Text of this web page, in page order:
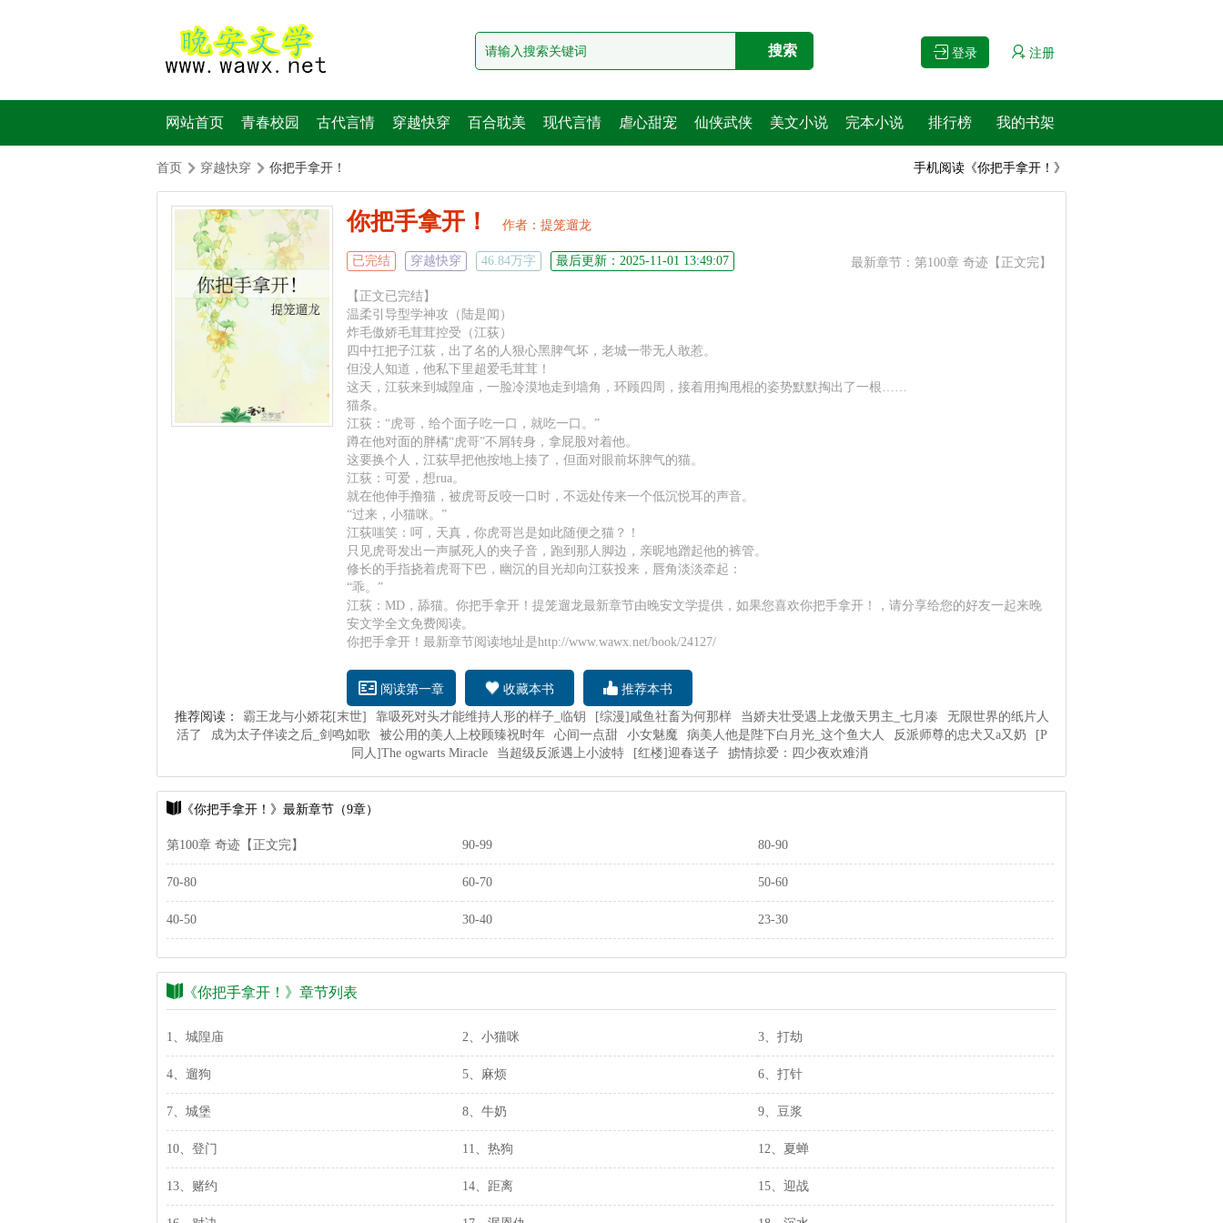
登录 注册
网站首页 青春校园 古代言情 穿越快穿 百合耽美 现代言情 虐心甜宠 仙侠武侠 美文小说 完本小说 排行榜 我的书架
首页 穿越快穿 你把手拿开！ 手机阅读《你把手拿开！》
你把手拿开！ 作者： 提笼遛龙
已完结 穿越快穿 46.84万字 最后更新：2025-11-01 13:49:07 最新章节： 第100章 奇迹【正文完】
【正文已完结】
温柔引导型学神攻（陆是闻）
炸毛傲娇毛茸茸控受（江荻）
四中扛把子江荻，出了名的人狠心黑脾气坏，老城一带无人敢惹。
但没人知道，他私下里超爱毛茸茸！
这天，江荻来到城隍庙，一脸冷漠地走到墙角，环顾四周，接着用掏甩棍的姿势默默掏出了一根……
猫条。
江荻：“虎哥，给个面子吃一口，就吃一口。”
蹲在他对面的胖橘“虎哥”不屑转身，拿屁股对着他。
这要换个人，江荻早把他按地上揍了，但面对眼前坏脾气的猫。
江荻：可爱，想rua。
就在他伸手撸猫，被虎哥反咬一口时，不远处传来一个低沉悦耳的声音。
“过来，小猫咪。”
江荻嗤笑：呵，天真，你虎哥岂是如此随便之猫？！
只见虎哥发出一声腻死人的夹子音，跑到那人脚边，亲昵地蹭起他的裤管。
修长的手指挠着虎哥下巴，幽沉的目光却向江荻投来，唇角淡淡牵起：
“乖。”
江荻：MD，舔猫。你把手拿开！提笼遛龙最新章节由晚安文学提供，如果您喜欢你把手拿开！，请分享给您的好友一起来晚
安文学全文免费阅读。
你把手拿开！最新章节阅读地址是http://www.wawx.net/book/24127/
阅读第一章 收藏本书
推荐本书
推荐阅读：
霸王龙与小娇花[末世] 靠吸死对头才能维持人形的样子_临钥 [综漫]咸鱼社畜为何那样 当娇夫壮受遇上龙傲天男主_七月凑
无限世界的纸片人
活了
成为太子伴读之后_剑鸣如歌 被公用的美人上校顾臻祝时年 心间一点甜 小女魅魔 病美人他是陛下白月光_这个鱼大人 反派师尊的忠犬又a又奶
[P
同人]The ogwarts Miracle
当超级反派遇上小波特 [红楼]迎春送子 掳情掠爱：四少夜欢难消
《你把手拿开！》最新章节（9章）
第100章 奇迹【正文完】 90-99 80-90
70-80 60-70 50-60
40-50 30-40 23-30
《你把手拿开！》章节列表
1、城隍庙 2、小猫咪 3、打劫
4、遛狗 5、麻烦 6、打针
7、城堡 8、牛奶 9、豆浆
10、登门 11、热狗 12、夏蝉
13、赌约 14、距离 15、迎战